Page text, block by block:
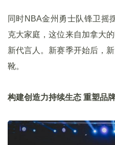
同时NBA金州勇士队锋卫摇
克大家庭，这位来自加拿大
新代言人。新赛季开始后，
靴。
构建创造力持续生态 重塑品